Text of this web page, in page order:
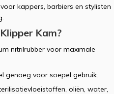
kappers, barbiers en stylisten
Kam?
nitrilrubber voor maximale
genoeg voor soepel gebruik.
oliën, water,